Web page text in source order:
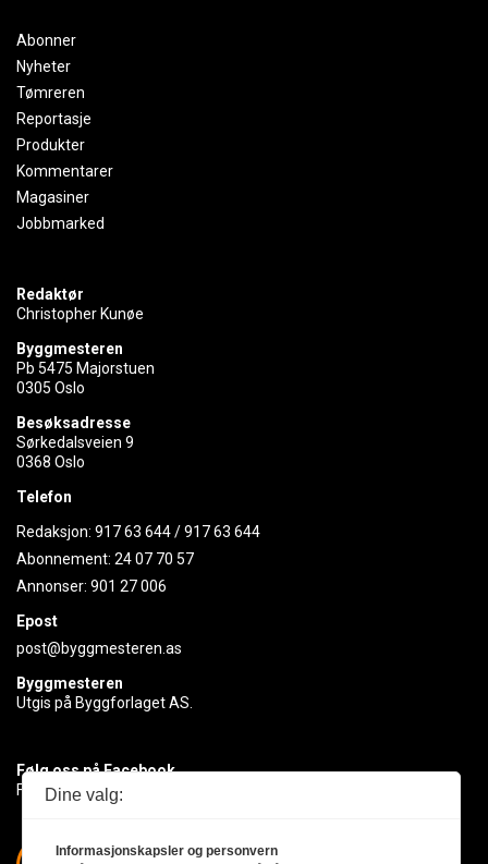
Abonner
Nyheter
Tømreren
Reportasje
Produkter
Kommentarer
Magasiner
Jobbmarked
Redaktør
Christopher Kunøe
Byggmesteren
Pb 5475 Majorstuen
0305 Oslo
Besøksadresse
Sørkedalsveien 9
0368 Oslo
Telefon
Redaksjon: 917 63 644/917 63 644
Abonnement: 24 07 70 57
Annonser: 901 27 006
Epost
post@byggmesteren.as
Byggmesteren
Utgis på Byggforlaget AS.
Følg oss på Facebook
Få med deg det siste innen byggebransjen
Dine valg:
Informasjonskapsler og personvern